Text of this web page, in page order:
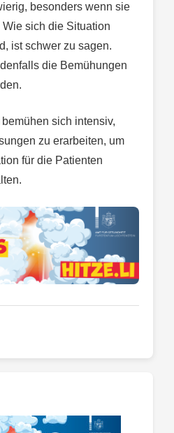
besonders wenn sie
sich die Situation
ist schwer zu sagen.
die Bemühungen
sich intensiv,
zu erarbeiten, um
für die Patienten